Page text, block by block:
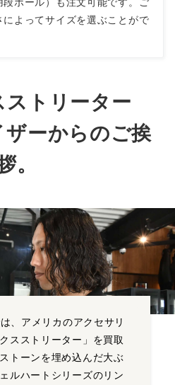
よってサイズを選ぶことがで
ストリーター
ザーからのご挨
。
、アメリカのアクセサリ
スストリーター」を買取
トーンを埋め込んだ大ぶ
ルハートシリーズのリン